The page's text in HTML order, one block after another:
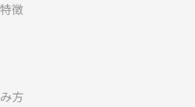
徴
方